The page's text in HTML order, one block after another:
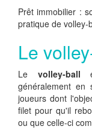
Prêt immobilier :
pratique de volley-
Le
Le volley-ball
généralement
joueurs dont
filet pour qu'il
ou que celle-ci